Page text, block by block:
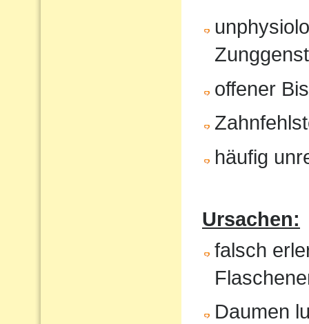
offener
häufig
Ursachen:
falsch
Daumen